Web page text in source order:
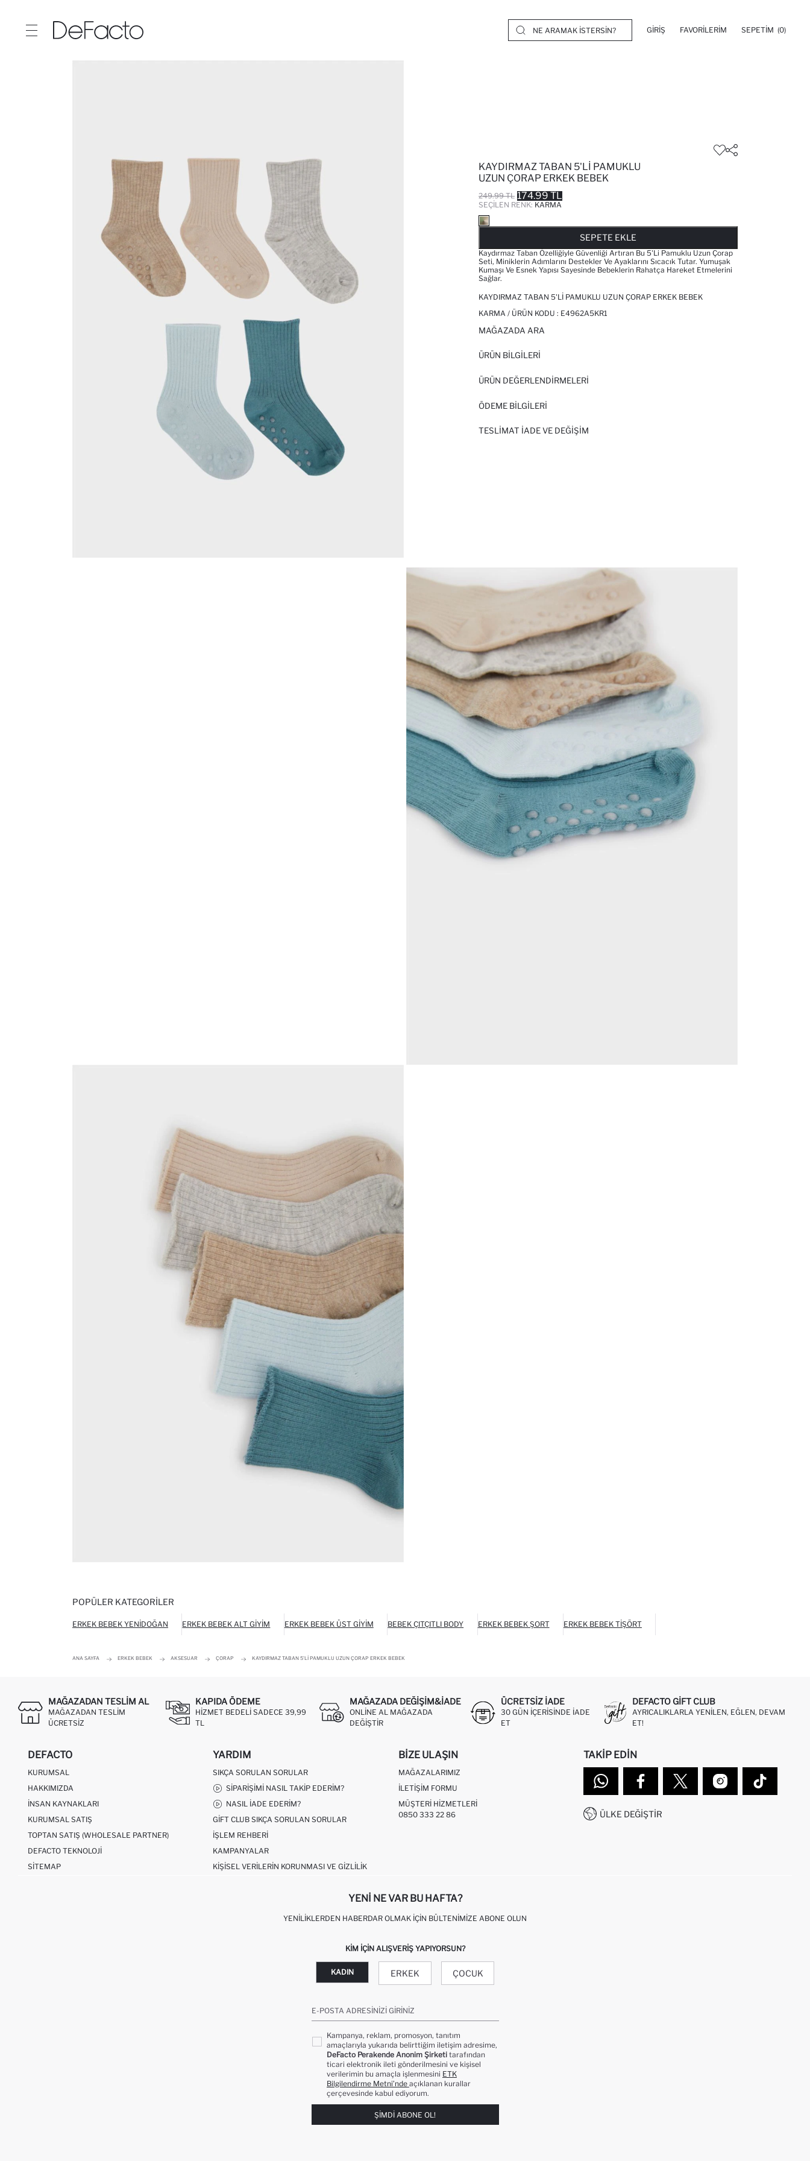
GIRIŞ FAVORILERIM SEPETIM (0)
KAYDIRMAZ TABAN 5'LI PAMUKLU
UZUN ÇORAP ERKEK BEBEK
249.99 TL 174.99 TL
SEÇILEN RENK: KARMA
SEPETE EKLE
Kaydırmaz Taban Özelliğiyle Güvenliği Artıran Bu 5'li Pamuklu Uzun Çorap
Seti, Miniklerin Adımlarını Destekler Ve Ayaklarını Sıcacık Tutar. Yumuşak
Kumaşı Ve Esnek Yapısı Sayesinde Bebeklerin Rahatça Hareket Etmelerini
Sağlar.
KAYDIRMAZ TABAN 5'LI PAMUKLU UZUN ÇORAP ERKEK BEBEK
KARMA / ÜRÜN KODU : E4962A5KR1
MAĞAZADA ARA
ÜRÜN BILGILERI
ÜRÜN DEĞERLENDİRMELERİ
ÖDEME BİLGİLERİ
TESLIMAT İADE VE DEĞIŞIM
POPÜLER KATEGORILER
ERKEK BEBEK YENIDOĞAN ERKEK BEBEK ALT GIYIM ERKEK BEBEK ÜST GIYIM BEBEK ÇITÇITLI BODY ERKEK BEBEK ŞORT ERKEK BEBEK TIŞÖRT
ANA SAYFA ERKEK BEBEK AKSESUAR ÇORAP KAYDIRMAZ TABAN 5'LI PAMUKLU UZUN ÇORAP ERKEK BEBEK
MAĞAZADAN TESLIM AL
MAĞAZADAN TESLIM
ÜCRETSIZ
KAPIDA ÖDEME
HIZMET BEDELI SADECE 39,99
TL
MAĞAZADA DEĞIŞIM&İADE
ONLINE AL MAĞAZADA
DEĞIŞTIR
ÜCRETSIZ IADE
30 GÜN IÇERISINDE IADE
ET
DEFACTO GIFT CLUB
AYRICALIKLARLA YENILEN, EĞLEN, DEVAM
ET!
DEFACTO
KURUMSAL
HAKKIMIZDA
İNSAN KAYNAKLARI
KURUMSAL SATIŞ
TOPTAN SATIŞ (WHOLESALE PARTNER)
DEFACTO TEKNOLOJI
SITEMAP
YARDIM
SIKÇA SORULAN SORULAR
SIPARIŞIMI NASIL TAKIP EDERIM?
NASIL İADE EDERIM?
GIFT CLUB SIKÇA SORULAN SORULAR
İŞLEM REHBERI
KAMPANYALAR
KIŞISEL VERILERIN KORUNMASI VE GIZLILIK
BIZE ULAŞIN
MAĞAZALARIMIZ
İLETIŞIM FORMU
MÜŞTERI HIZMETLERI
0850 333 22 86
TAKIP EDIN
ÜLKE DEĞIŞTIR
YENI NE VAR BU HAFTA?
YENILIKLERDEN HABERDAR OLMAK İÇIN BÜLTENIMIZE ABONE OLUN
KIM IÇIN ALIŞVERIŞ YAPIYORSUN?
KADIN ERKEK ÇOCUK
E-POSTA ADRESINIZI GIRINIZ
Kampanya, reklam, promosyon, tanıtım
amaçlarıyla yukarıda belirttiğim iletişim adresime,
DeFacto Perakende Anonim Şirketi tarafından
ticari elektronik ileti gönderilmesini ve kişisel
verilerimin bu amaçla işlenmesini ETK
Bilgilendirme Metni’nde açıklanan kurallar
çerçevesinde kabul ediyorum.
ŞIMDI ABONE OL!